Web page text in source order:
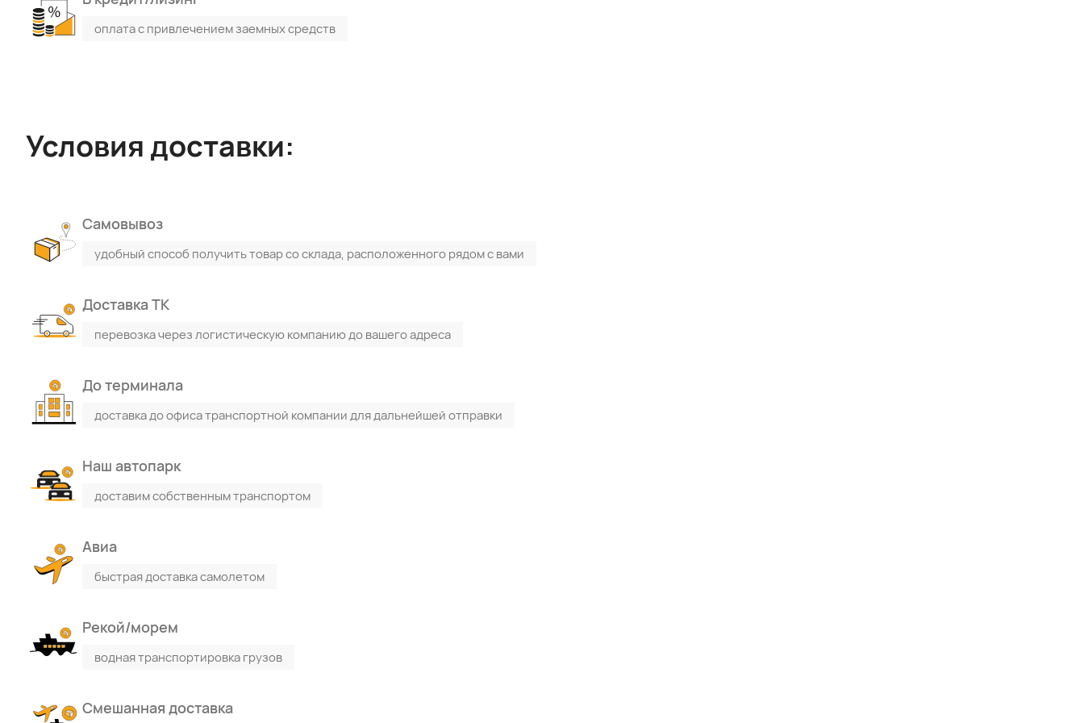
оплата с привлечением заемных средств
Условия доставки:
Самовывоз
удобный способ получить товар со склада, расположенного рядом с вами
Доставка ТК
перевозка через логистическую компанию до вашего адреса
До терминала
доставка до офиса транспортной компании для дальнейшей отправки
Наш автопарк
доставим собственным транспортом
Авиа
быстрая доставка самолетом
Рекой/морем
водная транспортировка грузов
Смешанная доставка